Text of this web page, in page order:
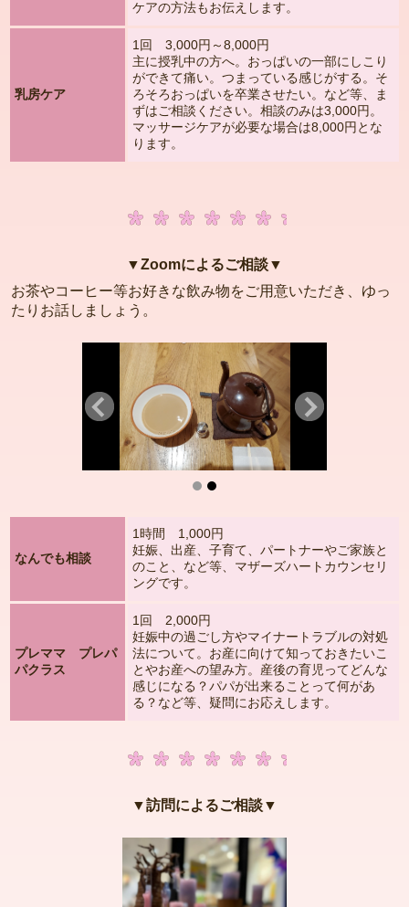
ケアの方法もお伝えします。
乳房ケア
1回 3,000円～8,000円
主に授乳中の方へ。おっぱいの一部にしこり
ができて痛い。つまっている感じがする。そ
ろそろおっぱいを卒業させたい。など等、ま
ずはご相談ください。相談のみは3,000円。
マッサージケアが必要な場合は8,000円とな
ります。
▼Zoomによるご相談▼
お茶やコーヒー等お好きな飲み物をご用意いただき、ゆっ
たりお話しましょう。
なんでも相談
1時間 1,000円
妊娠、出産、子育て、パートナーやご家族と
のこと、など等、マザーズハートカウンセリ
ングです。
プレママ プレパ
パクラス
1回 2,000円
妊娠中の過ごし方やマイナートラブルの対処
法について。お産に向けて知っておきたいこ
とやお産への望み方。産後の育児ってどんな
感じになる？パパが出来ることって何があ
る？など等、疑問にお応えします。
▼訪問によるご相談▼